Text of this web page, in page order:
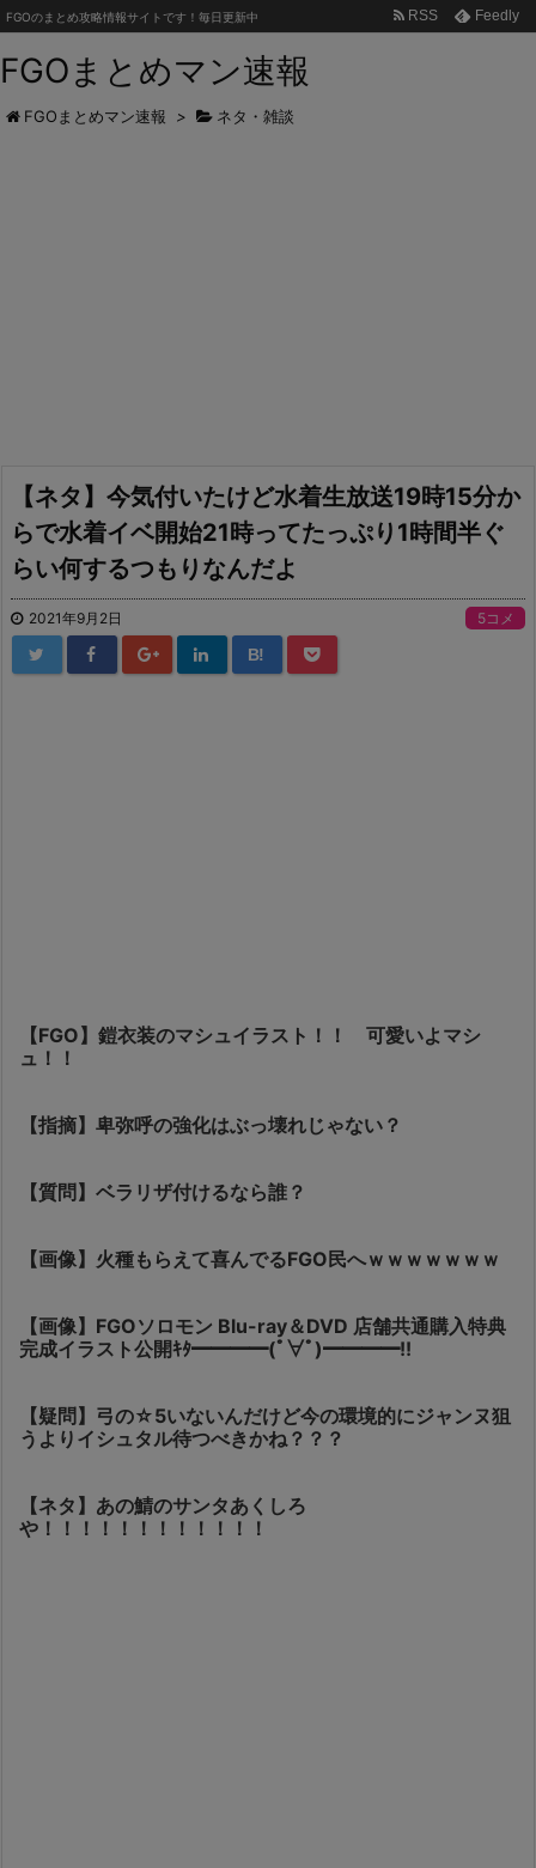
FGOまとめマン速報
FGOのまとめ攻略情報サイトです！毎日更新中 RSS Feedly
FGOまとめマン速報 > ネタ・雑談
【ネタ】今気付いたけど水着生放送19時15分か
らで水着イベ開始21時ってたっぷり1時間半ぐ
らい何するつもりなんだよ
2021年9月2日 5コメ
B!
【FGO】鎧衣装のマシュイラスト！！ 可愛いよマシ
ュ！！
【指摘】卑弥呼の強化はぶっ壊れじゃない？
【質問】ベラリザ付けるなら誰？
【画像】火種もらえて喜んでるFGO民へｗｗｗｗｗｗｗ
【画像】FGOソロモン Blu-ray＆DVD 店舗共通購入特典
完成イラスト公開ｷﾀ━━━━(ﾟ∀ﾟ)━━━━!!
【疑問】弓の☆5いないんだけど今の環境的にジャンヌ狙
うよりイシュタル待つべきかね？？？
【ネタ】あの鯖のサンタあくしろ
や！！！！！！！！！！！！